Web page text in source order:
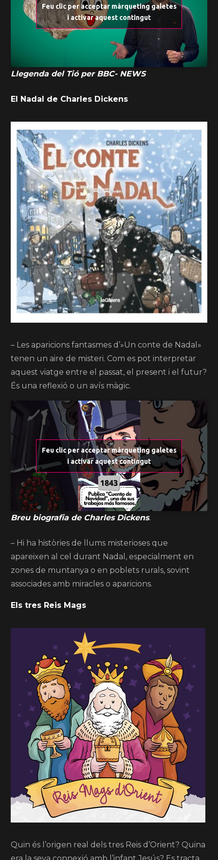
Feu clic per acceptar màrqueting galetes
i activar aquest contingut
Llegenda del Tió per BBC- NEWS
El Nadal de Charles Dickens
– Les aparicions fantasmes d’»Un conte de Nadal»
tenen un aire de misteri. Com es pot interpretar
aquest viatge entre el passat, el present i el futur?
És una reflexió o un avís màgic.
Feu clic per acceptar màrqueting galetes
i activar aquest contingut
Breu biografia de Charles Dickens.
– Hi ha històries de llums misterioses que
apareixen al cel durant Nadal, especialment en
zones de muntanya o en poblets rurals, sovint
associades amb miracles o aparicions.
Els tres Reis Mags
Quin és l’origen real dels tres Reis d’Orient? Quina